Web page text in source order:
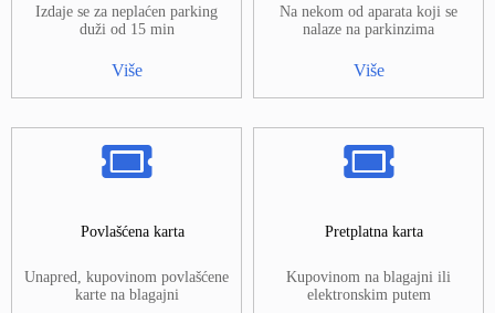
Izdaje se za neplaćen parking
duži od 15 min
Više
Na nekom od aparata koji se
nalaze na parkinzima
Više
Povlašćena karta
Unapred, kupovinom povlašćene
karte na blagajni
Pretplatna karta
Kupovinom na blagajni ili
elektronskim putem